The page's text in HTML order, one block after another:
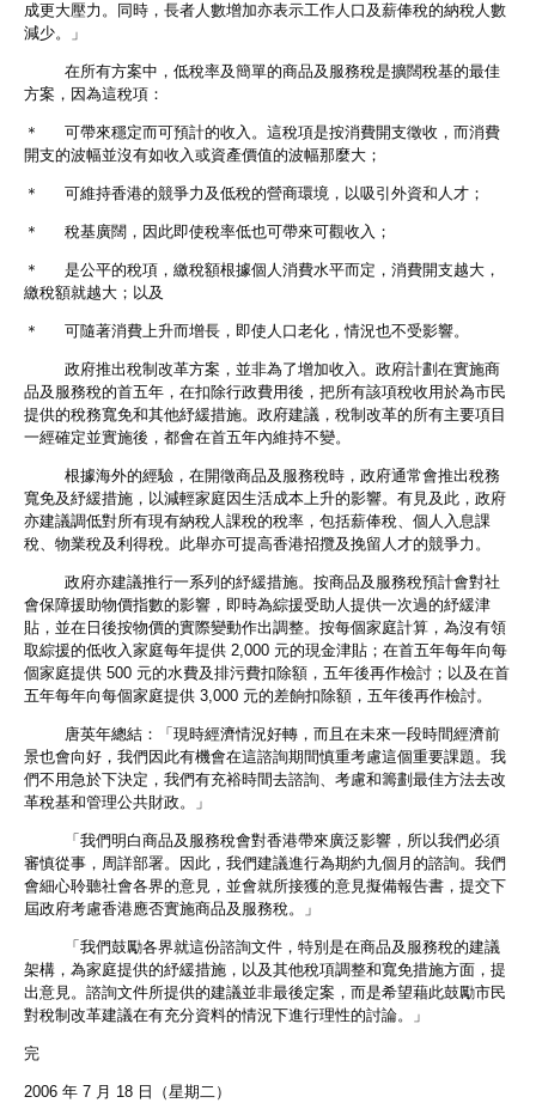
成更大壓力。同時，長者人數增加亦表示工作人口及薪俸稅的納稅人數
減少。」
在所有方案中，低稅率及簡單的商品及服務稅是擴闊稅基的最佳
方案，因為這稅項：
＊ 可帶來穩定而可預計的收入。這稅項是按消費開支徵收，而消費
開支的波幅並沒有如收入或資產價值的波幅那麼大；
＊ 可維持香港的競爭力及低稅的營商環境，以吸引外資和人才；
＊ 稅基廣闊，因此即使稅率低也可帶來可觀收入；
＊ 是公平的稅項，繳稅額根據個人消費水平而定，消費開支越大，
繳稅額就越大；以及
＊ 可隨著消費上升而增長，即使人口老化，情況也不受影響。
政府推出稅制改革方案，並非為了增加收入。政府計劃在實施商
品及服務稅的首五年，在扣除行政費用後，把所有該項稅收用於為市民
提供的稅務寬免和其他紓緩措施。政府建議，稅制改革的所有主要項目
一經確定並實施後，都會在首五年內維持不變。
根據海外的經驗，在開徵商品及服務稅時，政府通常會推出稅務
寬免及紓緩措施，以減輕家庭因生活成本上升的影響。有見及此，政府
亦建議調低對所有現有納稅人課稅的稅率，包括薪俸稅、個人入息課
稅、物業稅及利得稅。此舉亦可提高香港招攬及挽留人才的競爭力。
政府亦建議推行一系列的紓緩措施。按商品及服務稅預計會對社
會保障援助物價指數的影響，即時為綜援受助人提供一次過的紓緩津
貼，並在日後按物價的實際變動作出調整。按每個家庭計算，為沒有領
取綜援的低收入家庭每年提供 2,000 元的現金津貼；在首五年每年向每
個家庭提供 500 元的水費及排污費扣除額，五年後再作檢討；以及在首
五年每年向每個家庭提供 3,000 元的差餉扣除額，五年後再作檢討。
唐英年總結：「現時經濟情況好轉，而且在未來一段時間經濟前
景也會向好，我們因此有機會在這諮詢期間慎重考慮這個重要課題。我
們不用急於下決定，我們有充裕時間去諮詢、考慮和籌劃最佳方法去改
革稅基和管理公共財政。」
「我們明白商品及服務稅會對香港帶來廣泛影響，所以我們必須
審慎從事，周詳部署。因此，我們建議進行為期約九個月的諮詢。我們
會細心聆聽社會各界的意見，並會就所接獲的意見擬備報告書，提交下
屆政府考慮香港應否實施商品及服務稅。」
「我們鼓勵各界就這份諮詢文件，特別是在商品及服務稅的建議
架構，為家庭提供的紓緩措施，以及其他稅項調整和寬免措施方面，提
出意見。諮詢文件所提供的建議並非最後定案，而是希望藉此鼓勵市民
對稅制改革建議在有充分資料的情況下進行理性的討論。」
完
2006 年 7 月 18 日（星期二）